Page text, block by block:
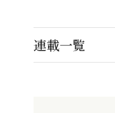
連載一覧